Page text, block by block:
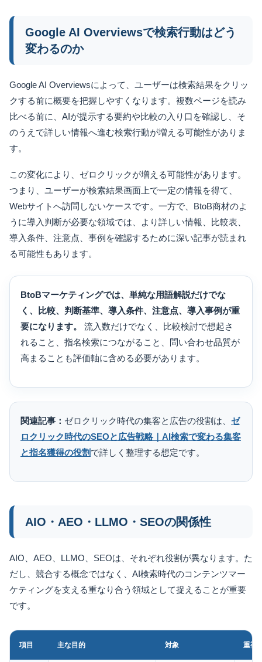
Google AI Overviewsで検索行動はどう
変わるのか
Google AI Overviewsによって、ユーザーは検索結果をクリッ
クする前に概要を把握しやすくなります。複数ページを読み
比べる前に、AIが提示する要約や比較の入り口を確認し、そ
のうえで詳しい情報へ進む検索行動が増える可能性がありま
す。
この変化により、ゼロクリックが増える可能性があります。
つまり、ユーザーが検索結果画面上で一定の情報を得て、
Webサイトへ訪問しないケースです。一方で、BtoB商材のよ
うに導入判断が必要な領域では、より詳しい情報、比較表、
導入条件、注意点、事例を確認するために深い記事が読まれ
る可能性もあります。
BtoBマーケティングでは、単純な用語解説だけでな
く、比較、判断基準、導入条件、注意点、導入事例が重
要になります。
流入数だけでなく、比較検討で想起さ
れること、指名検索につながること、問い合わせ品質が
高まることも評価軸に含める必要があります。
関連記事： ゼロクリック時代の集客と広告の役割は、 ゼ
ロクリック時代のSEOと広告戦略｜AI検索で変わる集客
と指名獲得の役割で詳しく整理する想定です。
AIO・AEO・LLMO・SEOの関係性
AIO、AEO、LLMO、SEOは、それぞれ役割が異なります。た
だし、競合する概念ではなく、AI検索時代のコンテンツマー
ケティングを支える重なり合う領域として捉えることが重要
です。
項目 主な目的 対象 重視